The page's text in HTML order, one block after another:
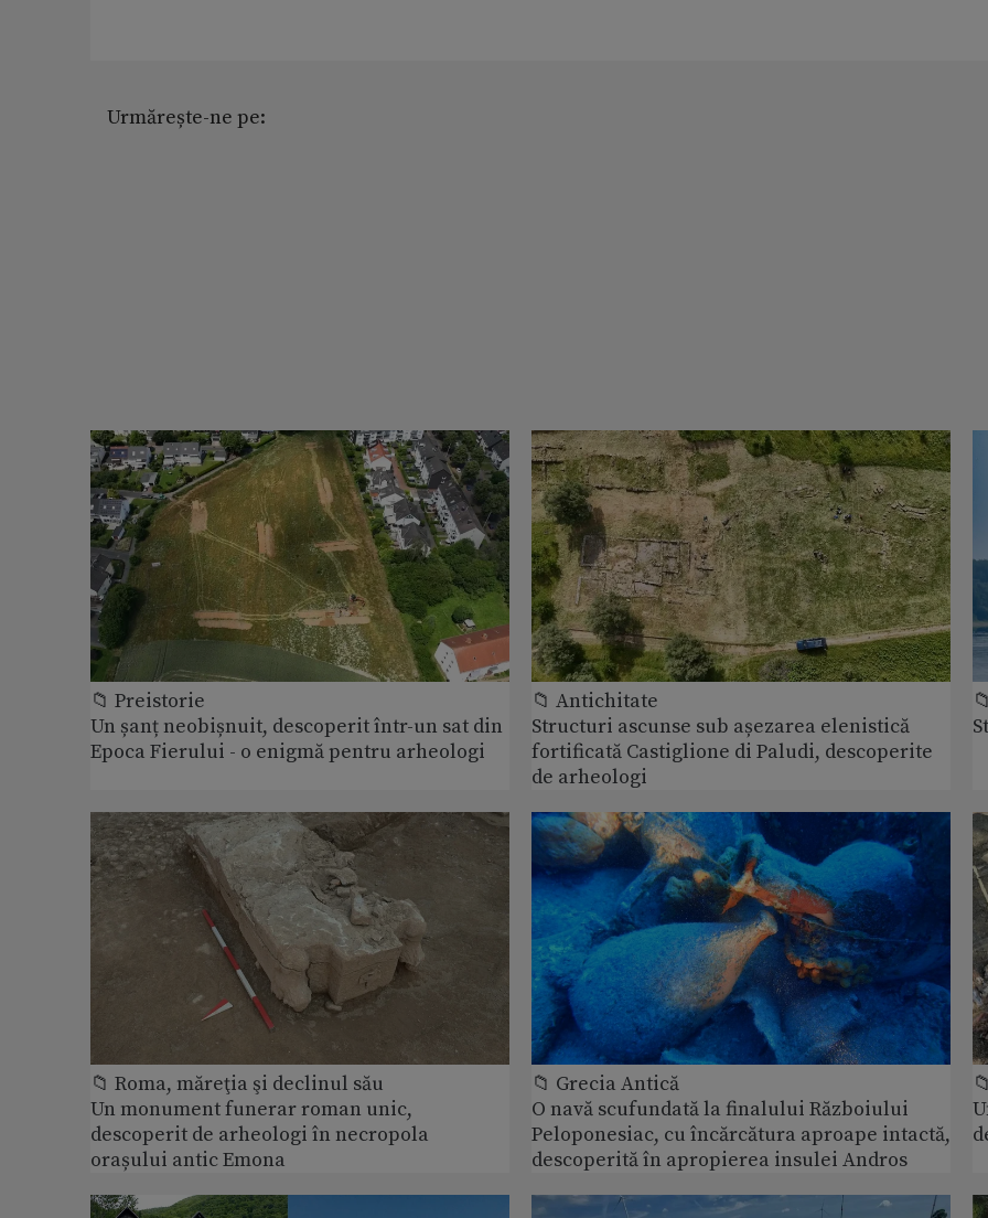
Urmărește-ne pe:
📁 Preistorie
Un șanț neobișnuit, descoperit într-un sat din
Epoca Fierului - o enigmă pentru arheologi
📁 Antichitate
Structuri ascunse sub așezarea elenistică
fortificată Castiglione di Paludi, descoperite
de arheologi
📁 Roma, măreţia şi declinul său
Un monument funerar roman unic,
descoperit de arheologi în necropola
orașului antic Emona
📁 Grecia Antică
O navă scufundată la finalului Războiului
Peloponesiac, cu încărcătura aproape intactă,
descoperită în apropierea insulei Andros